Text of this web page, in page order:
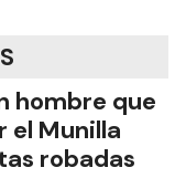
hombre que
el Munilla
robadas